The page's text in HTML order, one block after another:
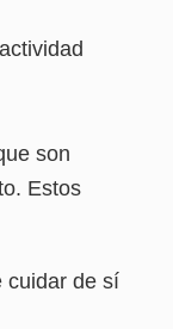
son
Estos
cuidar de sí